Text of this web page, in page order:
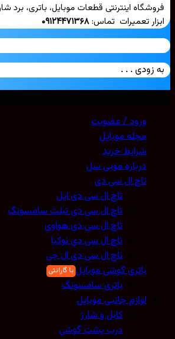
اینترنتی قطعات موبایل، باتری، برد شارژ،
تعمیرات تماس:۰۹۱۲۴۴۷۱۳۶۸
زودی . . .
ورود / عضویت
مجله موبایل
شرایط خرید
درباره موبی سل
تاچ ال سی دی
تاچ ال سی دی اپل
تاچ ال سی دی تبلت سامسونگ
تاچ ال سی دی هواوی
تاچ ال سی دی نوکیا
تاچ ال سی دی ال جی
باتری گوشی موبایل
باتری سامسونگ
لوازم جانبی موبایل
کابل و شارژ
درب پشت گوشی